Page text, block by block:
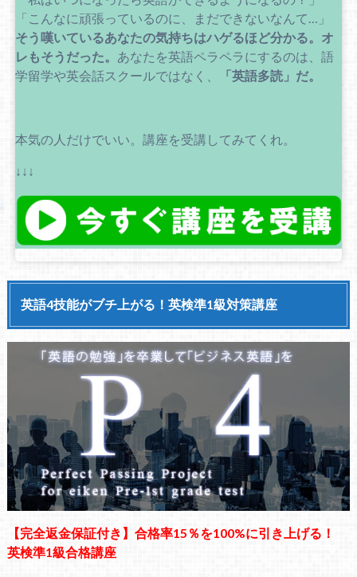
「こんなに頑張っているのに、まだできないなんて…」
そう嘆いているあなたの気持ちはハゲるほど分かる。 オ
レもそうだった。
あなたを英語ペラペラにするのは、語
学留学や英会話スクールではなく、
「英語多読」だ。
本気の人だけでいい。講座を受講してみてくれ。
↓↓↓
英語4技能がブチ上がる！英検準1級対策講座
【完全返金保証付き】合格率15％を100%に引き上げる！
英検準1級合格講座